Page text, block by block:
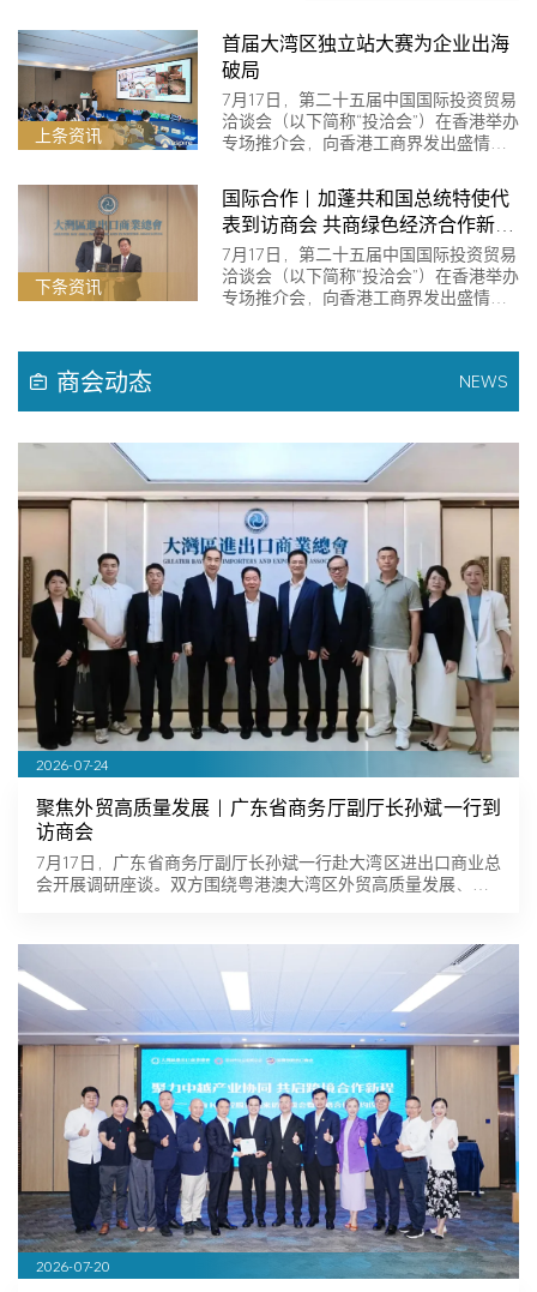
上条资讯
首届大湾区独立站大赛为企业出海
破局
7月17日，第二十五届中国国际投资贸易
洽谈会（以下简称“投洽会”）在香港举办
专场推介会，向香港工商界发出盛情
下条资讯
国际合作｜加蓬共和国总统特使代
表到访商会 共商绿色经济合作新机
遇
7月17日，第二十五届中国国际投资贸易
洽谈会（以下简称“投洽会”）在香港举办
专场推介会，向香港工商界发出盛情
商会动态 NEWS
2026-07-24
聚焦外贸高质量发展｜广东省商务厅副厅长孙斌一行到
访商会
7月17日，广东省商务厅副厅长孙斌一行赴大湾区进出口商业总
会开展调研座谈。双方围绕粤港澳大湾区外贸高质量发展、…
2026-07-20